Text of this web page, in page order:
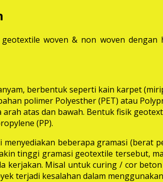
woven & non woven
berbentuk seperti kain karpet
polimer Polyesther (PET) atau
arah atas dan bawah. Bentuk fisik
(PP).
beberapa gramasi (berat
tinggi gramasi geotextile tersebut,
Misal untuk curing / cor
terjadi kesalahan dalam